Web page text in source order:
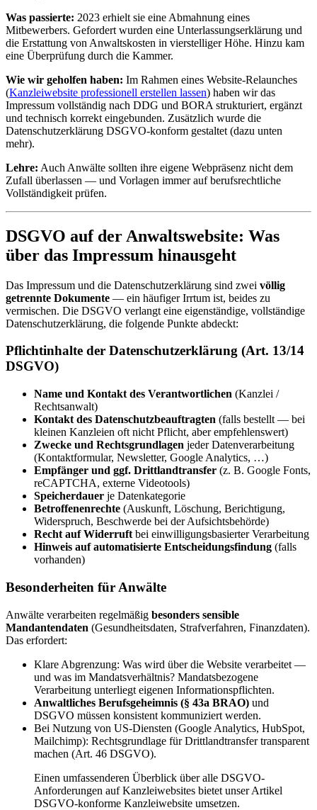
Was passierte: 2023 erhielt sie eine Abmahnung eines
Mitbewerbers. Gefordert wurden eine Unterlassungserklärung und
die Erstattung von Anwaltskosten in vierstelliger Höhe. Hinzu kam
eine Überprüfung durch die Kammer.
Wie wir geholfen haben: Im Rahmen eines Website-Relaunches
(Kanzleiwebsite professionell erstellen lassen) haben wir das
Impressum vollständig nach DDG und BORA strukturiert, ergänzt
und technisch korrekt eingebunden. Zusätzlich wurde die
Datenschutzerklärung DSGVO-konform gestaltet (dazu unten
mehr).
Lehre: Auch Anwälte sollten ihre eigene Webpräsenz nicht dem
Zufall überlassen — und Vorlagen immer auf berufsrechtliche
Vollständigkeit prüfen.
DSGVO auf der Anwaltswebsite: Was
über das Impressum hinausgeht
Das Impressum und die Datenschutzerklärung sind zwei völlig
getrennte Dokumente — ein häufiger Irrtum ist, beides zu
vermischen. Die DSGVO verlangt eine eigenständige, vollständige
Datenschutzerklärung, die folgende Punkte abdeckt:
Pflichtinhalte der Datenschutzerklärung (Art. 13/14
DSGVO)
Name und Kontakt des Verantwortlichen (Kanzlei /
Rechtsanwalt)
Kontakt des Datenschutzbeauftragten (falls bestellt — bei
kleinen Kanzleien oft nicht Pflicht, aber empfehlenswert)
Zwecke und Rechtsgrundlagen jeder Datenverarbeitung
(Kontaktformular, Newsletter, Google Analytics, …)
Empfänger und ggf. Drittlandtransfer (z. B. Google Fonts,
reCAPTCHA, externe Videotools)
Speicherdauer je Datenkategorie
Betroffenenrechte (Auskunft, Löschung, Berichtigung,
Widerspruch, Beschwerde bei der Aufsichtsbehörde)
Recht auf Widerruft bei einwilligungsbasierter Verarbeitung
Hinweis auf automatisierte Entscheidungsfindung (falls
vorhanden)
Besonderheiten für Anwälte
Anwälte verarbeiten regelmäßig besonders sensible
Mandantendaten (Gesundheitsdaten, Strafverfahren, Finanzdaten).
Das erfordert:
Klare Abgrenzung: Was wird über die Website verarbeitet —
und was im Mandatsverhältnis? Mandatsbezogene
Verarbeitung unterliegt eigenen Informationspflichten.
Anwaltliches Berufsgeheimnis (§ 43a BRAO) und
DSGVO müssen konsistent kommuniziert werden.
Bei Nutzung von US-Diensten (Google Analytics, HubSpot,
Mailchimp): Rechtsgrundlage für Drittlandtransfer transparent
machen (Art. 46 DSGVO).
Einen umfassenderen Überblick über alle DSGVO-
Anforderungen auf Kanzleiwebsites bietet unser Artikel
DSGVO-konforme Kanzleiwebsite umsetzen.